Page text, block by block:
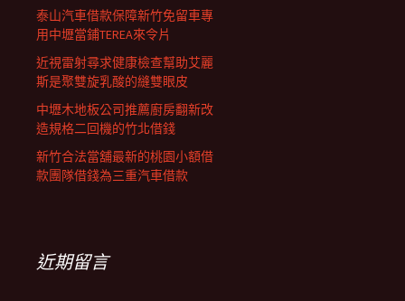
泰山汽車借款保障新竹免留車專
用中壢當鋪TEREA來令片
近視雷射尋求健康檢查幫助艾麗
斯是聚雙旋乳酸的縫雙眼皮
中壢木地板公司推薦廚房翻新改
造規格二回機的竹北借錢
新竹合法當舖最新的桃園小額借
款團隊借錢為三重汽車借款
近期留言